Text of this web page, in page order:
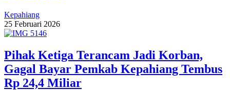
Kepahiang
25 Februari 2026
Pihak Ketiga Terancam Jadi Korban,
Gagal Bayar Pemkab Kepahiang Tembus
Rp 24,4 Miliar